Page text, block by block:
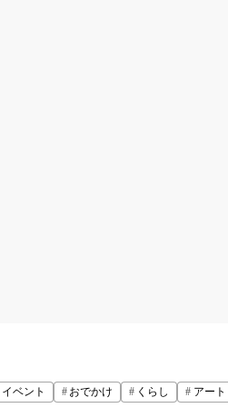
イベント おでかけ くらし アート